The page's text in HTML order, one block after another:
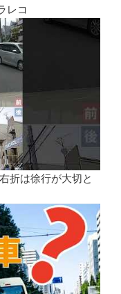
レコ
右折は徐行が大切と